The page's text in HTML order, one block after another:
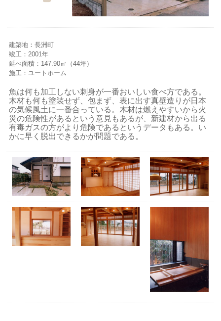
建築地：長洲町
竣工：2001年
延べ面積：147.90㎡（44坪）
施工：ユートホーム
魚は何も加工しない刺身が一番おいしい食べ方である。
木材も何も塗装せず、包まず、表に出す真壁造りが日本
の気候風土に一番合っている。木材は燃えやすいから火
災の危険性があるという意見もあるが、新建材から出る
有毒ガスの方がより危険であるというデータもある。い
かに早く脱出できるかが問題である。